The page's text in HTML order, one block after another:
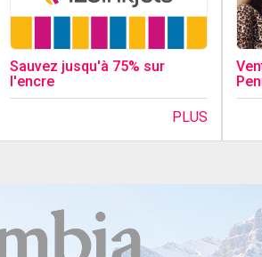
Sauvez jusqu'à 75% sur
l'encre
PLUS